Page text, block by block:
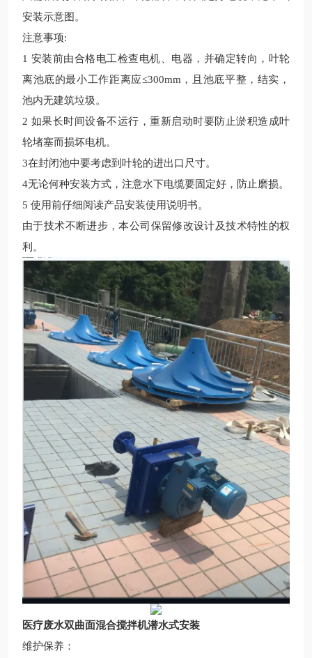
安装示意图。
注意事项:
1 安装前由合格电工检查电机、电器，并确定转向，叶轮
离池底的最小工作距离应≤300mm，且池底平整，结实，
池内无建筑垃圾。
2 如果长时间设备不运行，重新启动时要防止淤积造成叶
轮堵塞而损坏电机。
3在封闭池中要考虑到叶轮的进出口尺寸。
4无论何种安装方式，注意水下电缆要固定好，防止磨损。
5 使用前仔细阅读产品安装使用说明书。
由于技术不断进步，本公司保留修改设计及技术特性的权
利。
医疗废水双曲面混合搅拌机潜水式安装
维护保养 ：